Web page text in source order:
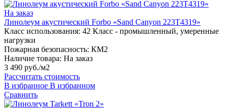
На заказ
Линолеум акустический Forbo «Sand Canyon 223T4319»
Класс использования: 42 Класс - промышленный, умеренные
нагрузки
Пожарная безопасность: КМ2
Наличие товара: На заказ
3 490 руб./м2
Рассчитать стоимость
В избранное В избранном
Сравнить